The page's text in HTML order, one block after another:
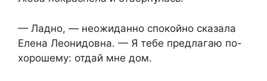
— Ладно, — неожиданно спокойно сказала
Елена Леонидовна. — Я тебе предлагаю по-
хорошему: отдай мне дом.